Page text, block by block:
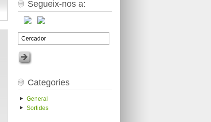
Segueix-nos a:
Categories
General
Sortides